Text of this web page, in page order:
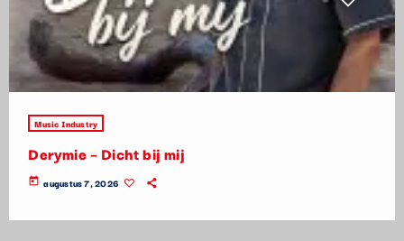
Music Industry
Derymie – Dicht bij mij
today augustus 7, 2026